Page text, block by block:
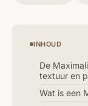
INHOUD
De
textuur en
Wat is een